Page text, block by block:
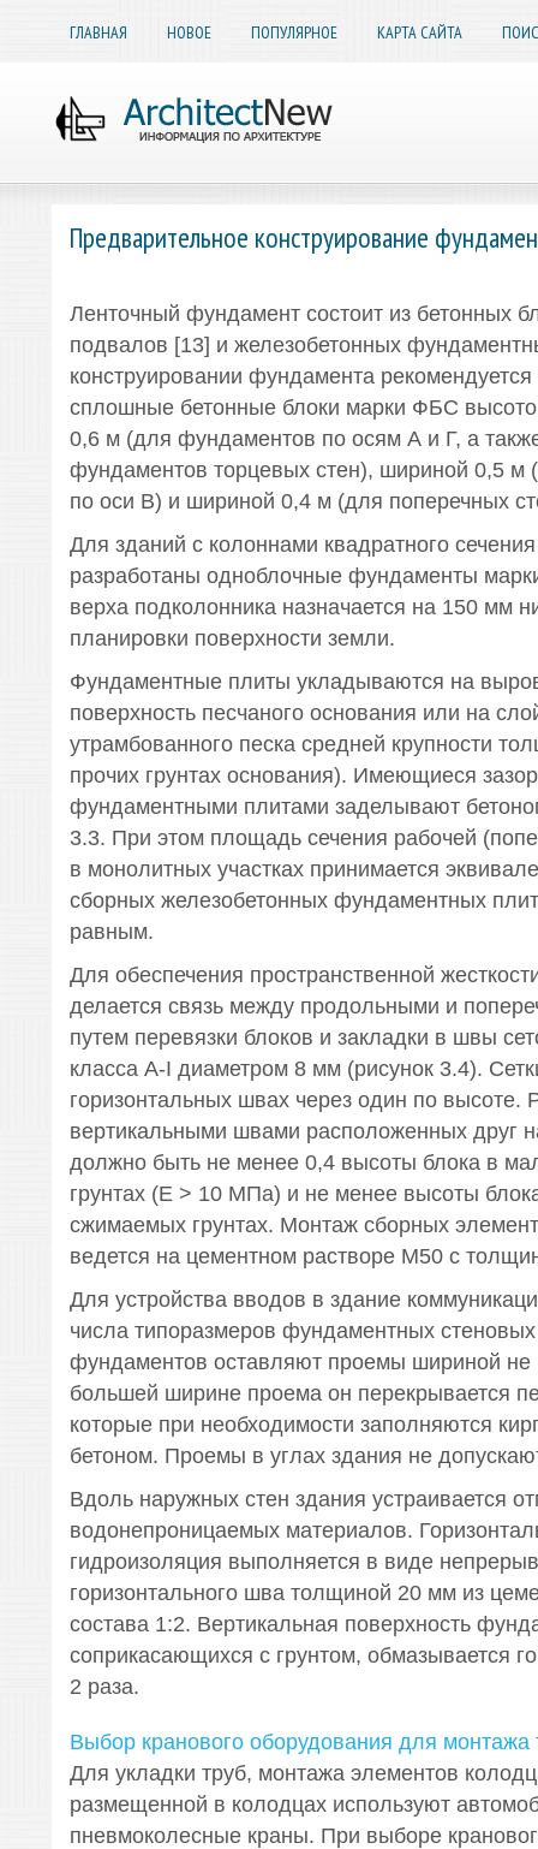
ГЛАВНАЯ НОВОЕ ПОПУЛЯРНОЕ КАРТА САЙТА
Предварительное конструирование
Ленточный фундамент состоит из бетонных
подвалов [13] и железобетонных
конструировании фундамента
сплошные бетонные блоки марки ФБС
0,6 м (для фундаментов по осям А и Г, а
фундаментов торцевых стен), шириной 0,5 м
по оси В) и шириной 0,4 м (для поперечных
Для зданий с колоннами квадратного
разработаны одноблочные фундаменты
верха подколонника назначается на 150 мм
планировки поверхности земли.
Фундаментные плиты укладываются на
поверхность песчаного основания или на
утрамбованного песка средней крупности
прочих грунтах основания). Имеющиеся
фундаментными плитами заделывают
3.3. При этом площадь сечения рабочей
в монолитных участках принимается
сборных железобетонных фундаментных
равным.
Для обеспечения пространственной
делается связь между продольными и
путем перевязки блоков и закладки в швы
класса А-I диаметром 8 мм (рисунок 3.4).
горизонтальных швах через один по высоте.
вертикальными швами расположенных друг
должно быть не менее 0,4 высоты блока в
грунтах (Е > 10 МПа) и не менее высоты
сжимаемых грунтах. Монтаж сборных
ведется на цементном растворе М50 с
Для устройства вводов в здание
числа типоразмеров фундаментных стеновых
фундаментов оставляют проемы шириной не
большей ширине проема он перекрывается
которые при необходимости заполняются
бетоном. Проемы в углах здания не
Вдоль наружных стен здания устраивается
водонепроницаемых материалов.
гидроизоляция выполняется в виде
горизонтального шва толщиной 20 мм из
состава 1:2. Вертикальная поверхность
соприкасающихся с грунтом, обмазывается
2 раза.
Выбор кранового оборудования для монтажа
Для укладки труб, монтажа элементов
размещенной в колодцах используют
пневмоколесные краны. При выборе